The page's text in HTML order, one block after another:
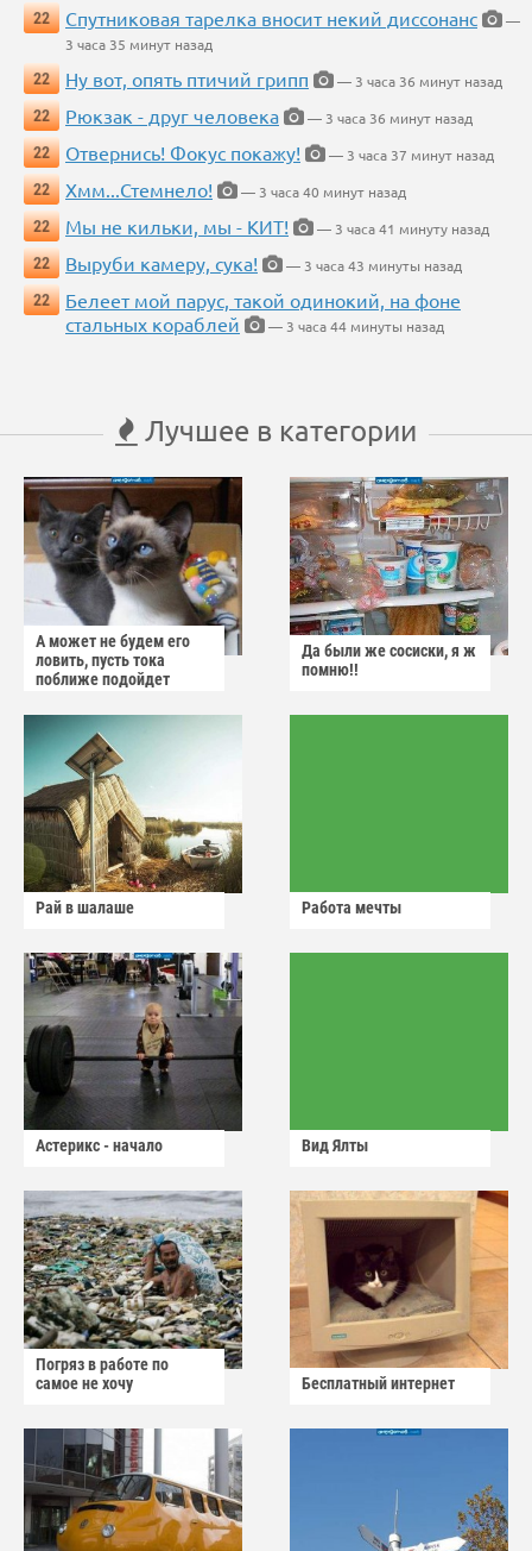
22
Спутниковая тарелка вносит некий диссонанс
—
3 часа 35 минут назад
22
Ну вот, опять птичий грипп
— 3 часа 36 минут назад
22
Рюкзак - друг человека
— 3 часа 36 минут назад
22
Отвернись! Фокус покажу!
— 3 часа 37 минут назад
22
Хмм...Стемнело!
— 3 часа 40 минут назад
22
Мы не кильки, мы - КИТ!
— 3 часа 41 минуту назад
22
Выруби камеру, сука!
— 3 часа 43 минуты назад
22
Белеет мой парус, такой одинокий, на фоне
стальных кораблей
— 3 часа 44 минуты назад
Лучшее в категории
А может не будем его
ловить, пусть тока
поближе подойдет
Да были же сосиски, я ж
помню!!
Рай в шалаше Работа мечты
Астерикс - начало Вид Ялты
Погряз в работе по
самое не хочу
Бесплатный интернет